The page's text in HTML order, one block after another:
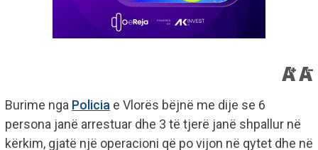
Burime nga Policia e Vlorës bëjnë me dije se 6
persona janë arrestuar dhe 3 të tjerë janë shpallur në
kërkim, gjatë një operacioni që po vijon në qytet dhe në